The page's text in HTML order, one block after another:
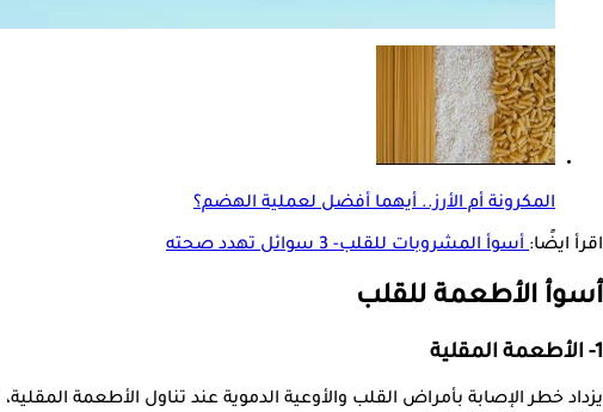
المكرونة أم الأرز.. أيهما أفضل لعملية الهضم؟
اقرأ ايضًا:أسوأ المشروبات للقلب- 3 سوائل تهدد صحته
أسوأ الأطعمة للقلب
1- الأطعمة المقلية
يزداد خطر الإصابة بأمراض القلب والأوعية الدموية عند تناول الأطعمة